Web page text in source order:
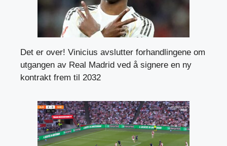
Det er over! Vinicius avslutter forhandlingene om
utgangen av Real Madrid ved å signere en ny
kontrakt frem til 2032